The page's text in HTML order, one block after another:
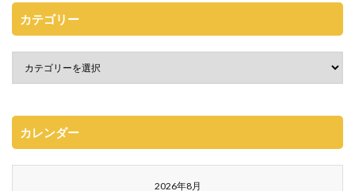
カテゴリー
カレンダー
2026年8月